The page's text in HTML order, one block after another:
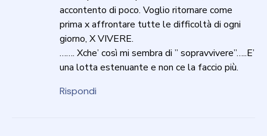
accontento di poco. Voglio ritornare come
prima x affrontare tutte le difficoltà di ogni
giorno, X VIVERE.
……. Xche’ così mi sembra di ” sopravvivere”…..E’
una lotta estenuante e non ce la faccio più.
Rispondi